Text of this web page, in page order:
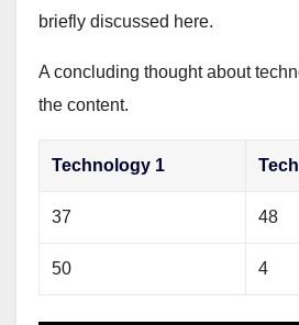
briefly discussed here.
A concluding thought about
the content.
Technology 1
37 48
50 4